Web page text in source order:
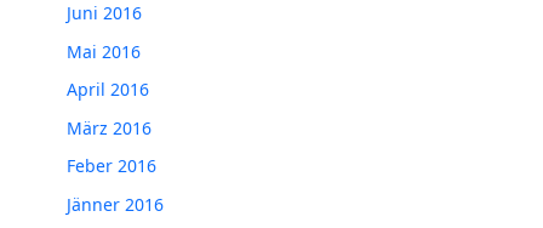
Juni 2016
Mai 2016
April 2016
März 2016
Feber 2016
Jänner 2016